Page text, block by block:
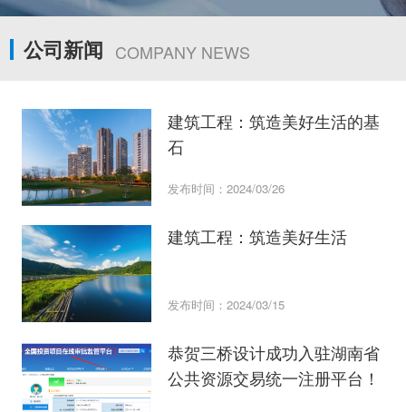
公司新闻 COMPANY NEWS
建筑工程：筑造美好生活的基
石
发布时间：2024/03/26
建筑工程：筑造美好生活
发布时间：2024/03/15
恭贺三桥设计成功入驻湖南省
公共资源交易统一注册平台！